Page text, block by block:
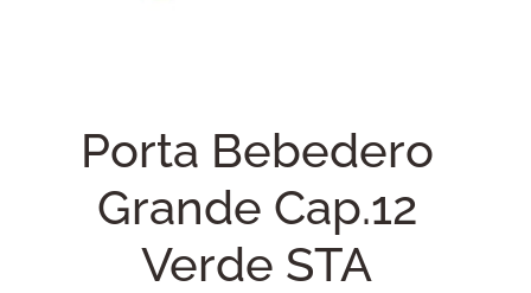
Porta Bebedero
Grande Cap.12
Verde STA